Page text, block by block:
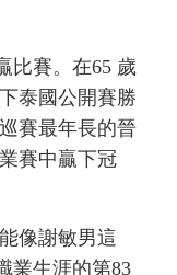
比賽。在65 歲
泰國公開賽勝
賽最年長的晉
賽中贏下冠
像謝敏男這
業生涯的第83